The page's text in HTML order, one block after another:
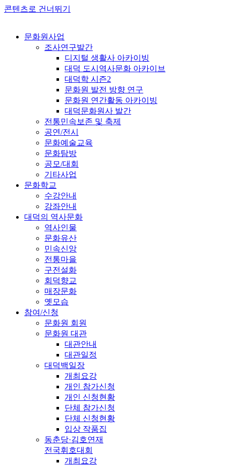
콘텐츠로 건너뛰기
문화원사업
조사연구발간
디지털 생활사 아카이빙
대덕 도시역사문화 아카이브
대덕학 시즌2
문화원 발전 방향 연구
문화원 연간활동 아카이빙
대덕문화원사 발간
전통민속보존 및 축제
공연/전시
문화예술교육
문화탐방
공모/대회
기타사업
문화학교
수강안내
강좌안내
대덕의 역사문화
역사인물
문화유산
민속신앙
전통마을
구전설화
회덕향교
매장문화
옛모습
참여/신청
문화원 회원
문화원 대관
대관안내
대관일정
대덕백일장
개최요강
개인 참가신청
개인 신청현황
단체 참가신청
단체 신청현황
입상 작품집
동춘당·김호연재
전국휘호대회
개최요강